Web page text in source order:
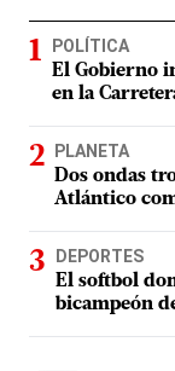
POLÍTICA
El Gobierno
en la
PLANETA
Dos ondas
Atlántico
DEPORTES
El softbol
bicampeón